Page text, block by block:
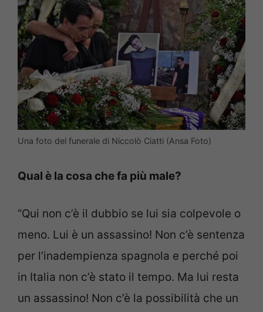
Una foto del funerale di Niccolò Ciatti (Ansa Foto)
Qual è la cosa che fa più male?
“Qui non c’è il dubbio se lui sia colpevole o
meno. Lui è un assassino! Non c’è sentenza
per l’inadempienza spagnola e perché poi
in Italia non c’è stato il tempo. Ma lui resta
un assassino! Non c’è la possibilità che un